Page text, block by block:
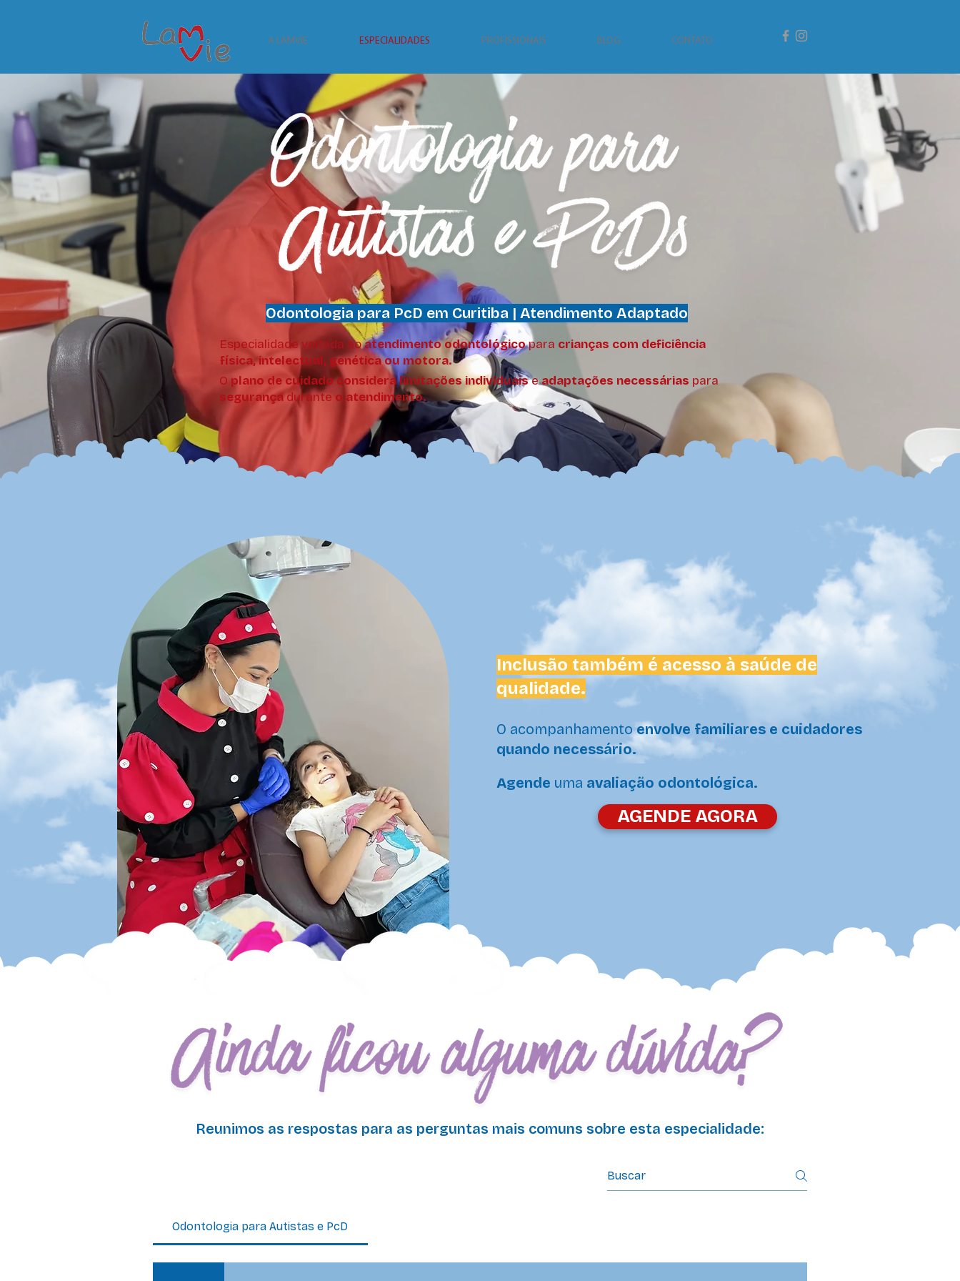
A LAMVIE ESPECIALIDADES PROFISSIONAIS BLOG CONTATO
Odontologia para PcD em Curitiba | Atendimento Adaptado
Especialidade voltada aoatendimento odontológicopara crianças com deficiência
física,intelectual, genética ou motora.
O plano de cuidado considera limitações individuaiseadaptações necessárias para
segurançadurante o atendimento.
AGENDE AGORA
Inclusão também é acesso à saúde de
qualidade.
O acompanhamentoenvolve familiares e cuidadores
quando necessário.
Agende uma avaliação odontológica.
Reunimos as respostas para as perguntas mais comuns sobre esta especialidade:
Odontologia para Autistas e PcD